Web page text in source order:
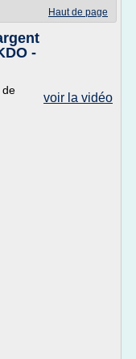
Haut de page
-
voir la vidéo
de